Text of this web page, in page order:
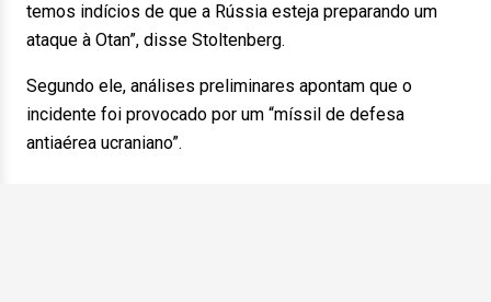
temos indícios de que a Rússia esteja preparando um
ataque à Otan”, disse Stoltenberg.
Segundo ele, análises preliminares apontam que o
incidente foi provocado por um “míssil de defesa
antiaérea ucraniano”.